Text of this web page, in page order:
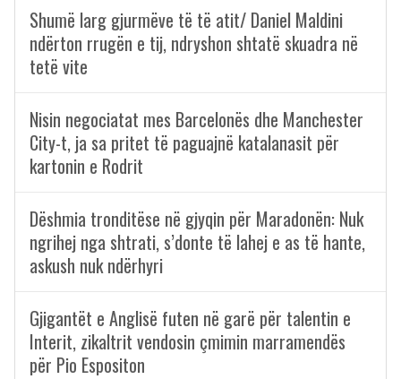
Shumë larg gjurmëve të të atit/ Daniel Maldini
ndërton rrugën e tij, ndryshon shtatë skuadra në
tetë vite
Nisin negociatat mes Barcelonës dhe Manchester
City-t, ja sa pritet të paguajnë katalanasit për
kartonin e Rodrit
Dëshmia tronditëse në gjyqin për Maradonën: Nuk
ngrihej nga shtrati, s’donte të lahej e as të hante,
askush nuk ndërhyri
Gjigantët e Anglisë futen në garë për talentin e
Interit, zikaltrit vendosin çmimin marramendës
për Pio Espositon